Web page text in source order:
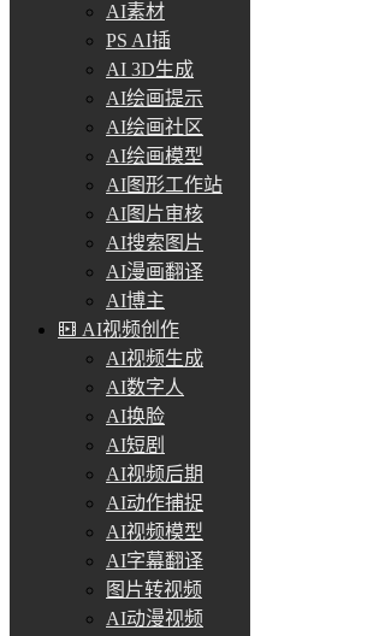
AI素材
PS AI插
AI 3D生成
AI绘画提示
AI绘画社区
AI绘画模型
AI图形工作站
AI图片审核
AI搜索图片
AI漫画翻译
AI博主
AI视频创作
AI视频生成
AI数字人
AI换脸
AI短剧
AI视频后期
AI动作捕捉
AI视频模型
AI字幕翻译
图片转视频
AI动漫视频